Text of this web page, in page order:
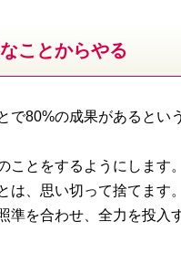
ことからやる
で80%の成果があるとい
ことをするようにします。
は、思い切って捨てます。
準を合わせ、全力を投入